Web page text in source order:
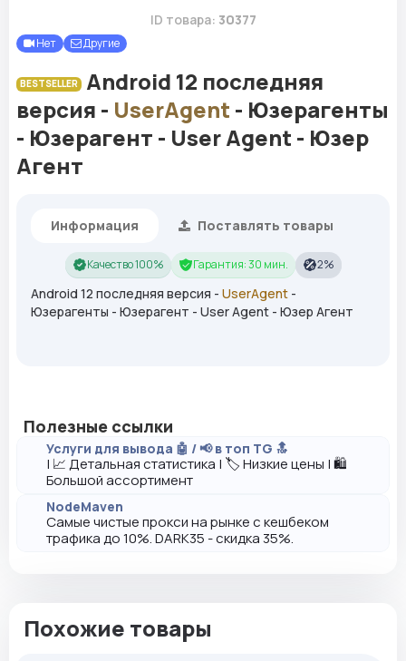
ID товара: 30377
Нет Другие
BESTSELLER
Android 12 последняя
версия - UserAgent - Юзерагенты
- Юзерагент - User Agent - Юзер
Агент
Информация Поставлять товары
Качество 100% Гарантия: 30 мин. 2%
Android 12 последняя версия - UserAgent -
Юзерагенты - Юзерагент - User Agent - Юзер Агент
Полезные ссылки
Услуги для вывода 🤖 / 📢 в топ TG 🔝
| 📈 Детальная статистика | 🏷️ Низкие цены | 🛍️
Большой ассортимент
NodeMaven
Самые чистые прокси на рынке с кешбеком
трафика до 10%. DARK35 - скидка 35%.
Похожие товары